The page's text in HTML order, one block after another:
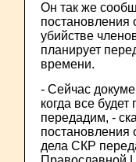
Он так же
постановления
убийстве
планирует
времени.
- Сейчас
когда все
передадим, -
постановления
дела СКР